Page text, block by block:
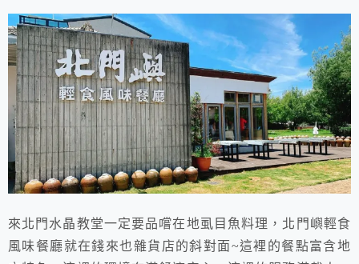
來北門水晶教堂一定要品嚐在地虱目魚料理，北門嶼輕食
風味餐廳就在錢來也雜貨店的斜對面~這裡的餐點富含地